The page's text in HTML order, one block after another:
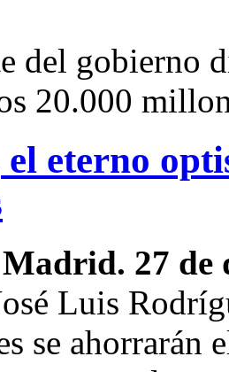
del gobierno
20.000
eterno
27
Luis
se